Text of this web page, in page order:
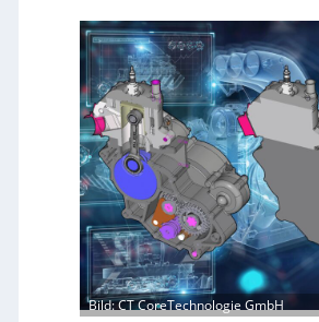
t
i
k
e
i
t
s
-
R
o
a
d
u
e
e
r
s
i
o
n
d
e
r
C
Bild: CT CoreTechnologie GmbH